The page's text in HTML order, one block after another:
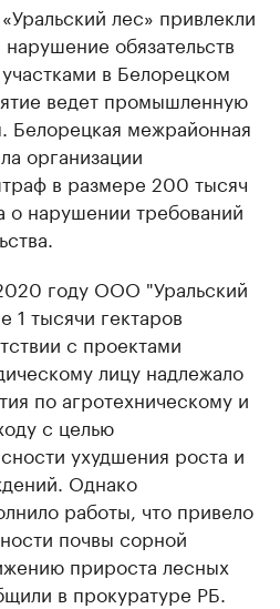
лес» привлекли
нарушение обязательств
в Белорецком
ведет промышленную
Белорецкая межрайонная
организации
в размере 200 тысяч
о нарушении требований
году ООО "Уральский
1 тысячи гектаров
с проектами
лицу надлежало
по агротехническому и
с целью
ухудшения роста и
Однако
работы, что привело
почвы сорной
прироста лесных
в прокуратуре РБ.